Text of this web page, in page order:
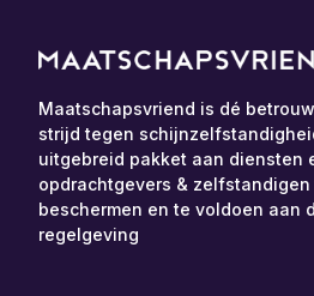
Maatschapsvriend is dé
strijd tegen
uitgebreid pakket aan diensten
opdrachtgevers &
beschermen en te voldoen aan
regelgeving